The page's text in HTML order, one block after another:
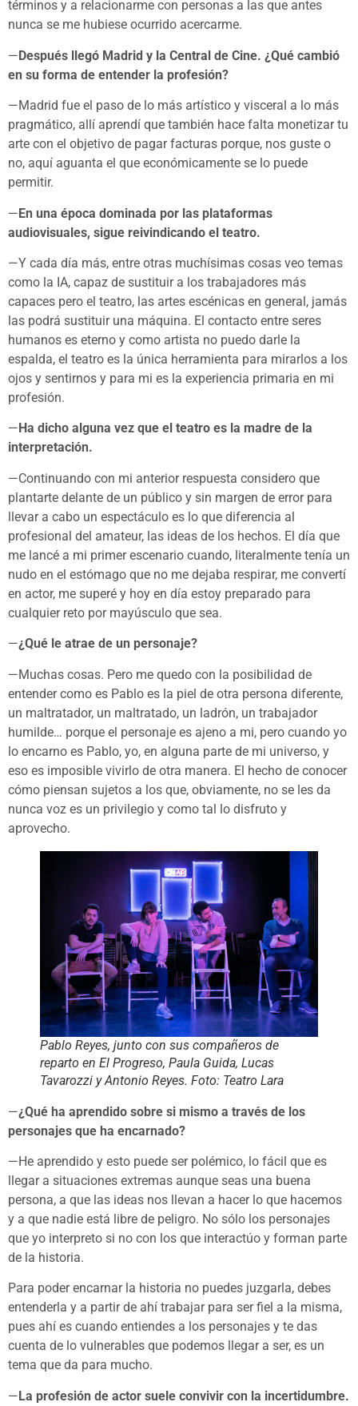
términos y a relacionarme con personas a las que antes
nunca se me hubiese ocurrido acercarme.
—Después llegó Madrid y la Central de Cine. ¿Qué cambió
en su forma de entender la profesión?
—Madrid fue el paso de lo más artístico y visceral a lo más
pragmático, allí aprendí que también hace falta monetizar tu
arte con el objetivo de pagar facturas porque, nos guste o
no, aquí aguanta el que económicamente se lo puede
permitir.
—En una época dominada por las plataformas
audiovisuales, sigue reivindicando el teatro.
—Y cada día más, entre otras muchísimas cosas veo temas
como la IA, capaz de sustituir a los trabajadores más
capaces pero el teatro, las artes escénicas en general, jamás
las podrá sustituir una máquina. El contacto entre seres
humanos es eterno y como artista no puedo darle la
espalda, el teatro es la única herramienta para mirarlos a los
ojos y sentirnos y para mi es la experiencia primaria en mi
profesión.
— Ha dicho alguna vez que el teatro es la madre de la
interpretación.
—Continuando con mi anterior respuesta considero que
plantarte delante de un público y sin margen de error para
llevar a cabo un espectáculo es lo que diferencia al
profesional del amateur, las ideas de los hechos. El día que
me lancé a mi primer escenario cuando, literalmente tenía un
nudo en el estómago que no me dejaba respirar, me convertí
en actor, me superé y hoy en día estoy preparado para
cualquier reto por mayúsculo que sea.
—¿Qué le atrae de un personaje?
—Muchas cosas. Pero me quedo con la posibilidad de
entender como es Pablo es la piel de otra persona diferente,
un maltratador, un maltratado, un ladrón, un trabajador
humilde… porque el personaje es ajeno a mi, pero cuando yo
lo encarno es Pablo, yo, en alguna parte de mi universo, y
eso es imposible vivirlo de otra manera. El hecho de conocer
cómo piensan sujetos a los que, obviamente, no se les da
nunca voz es un privilegio y como tal lo disfruto y
aprovecho.
Pablo Reyes, junto con sus compañeros de
reparto en El Progreso, Paula Guida, Lucas
Tavarozzi y Antonio Reyes. Foto: Teatro Lara
—¿Qué ha aprendido sobre si mismo a través de los
personajes que ha encarnado?
—He aprendido y esto puede ser polémico, lo fácil que es
llegar a situaciones extremas aunque seas una buena
persona, a que las ideas nos llevan a hacer lo que hacemos
y a que nadie está libre de peligro. No sólo los personajes
que yo interpreto si no con los que interactúo y forman parte
de la historia.
Para poder encarnar la historia no puedes juzgarla, debes
entenderla y a partir de ahí trabajar para ser fiel a la misma,
pues ahí es cuando entiendes a los personajes y te das
cuenta de lo vulnerables que podemos llegar a ser, es un
tema que da para mucho.
—La profesión de actor suele convivir con la incertidumbre.